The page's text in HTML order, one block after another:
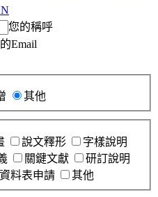
您的稱呼
Email
其他
說文釋形
字樣說明
關鍵文獻
研訂說明
料表申請 其他